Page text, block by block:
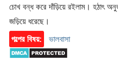
চোখ বন্ধ করে দাঁড়িয়ে রইলাম। হঠাৎ
জড়িয়ে ধরেছে।
গল্পের বিষয়:
ভালবাসা